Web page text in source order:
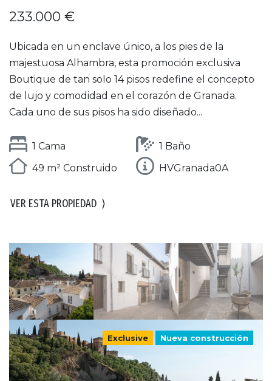
233.000 €
Ubicada en un enclave único, a los pies de la
majestuosa Alhambra, esta promoción exclusiva
Boutique de tan solo 14 pisos redefine el concepto
de lujo y comodidad en el corazón de Granada.
Cada uno de sus pisos ha sido diseñado...
1 Cama
1 Baño
49 m² Construido
HVGranada0A
VER ESTA PROPIEDAD ⟩
Exclusive Nueva construcción